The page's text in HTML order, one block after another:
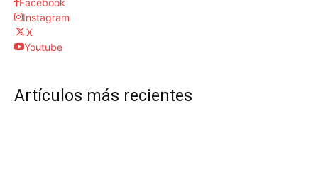
Instagram
X
Youtube
Artículos más recientes